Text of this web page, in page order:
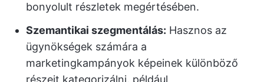
bonyolult részletek megértésében.
Szemantikai szegmentálás: Hasznos az
ügynökségek számára a
marketingkampányok képeinek különböző
részeit kategorizálni, például